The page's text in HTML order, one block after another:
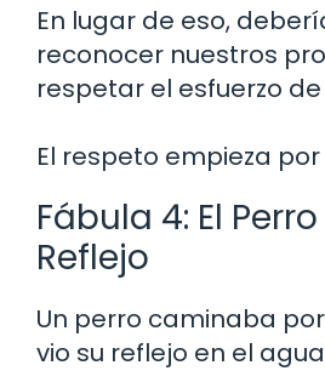
En lugar de eso,
reconocer nuestros
respetar el esfuerzo
El respeto empieza
Fábula 4: El
Reflejo
Un perro caminaba
vio su reflejo en el